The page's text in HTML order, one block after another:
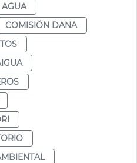
AGUA
COMISIÓN DANA